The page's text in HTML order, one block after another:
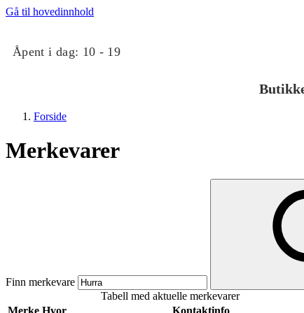
Gå til hovedinnhold
Åpent i dag: 10 - 19
Mat og drikke
Forside
Merkevarer
Finn merkevare
Tabell med aktuelle merkevarer
Merke Hvor
Kontaktinfo